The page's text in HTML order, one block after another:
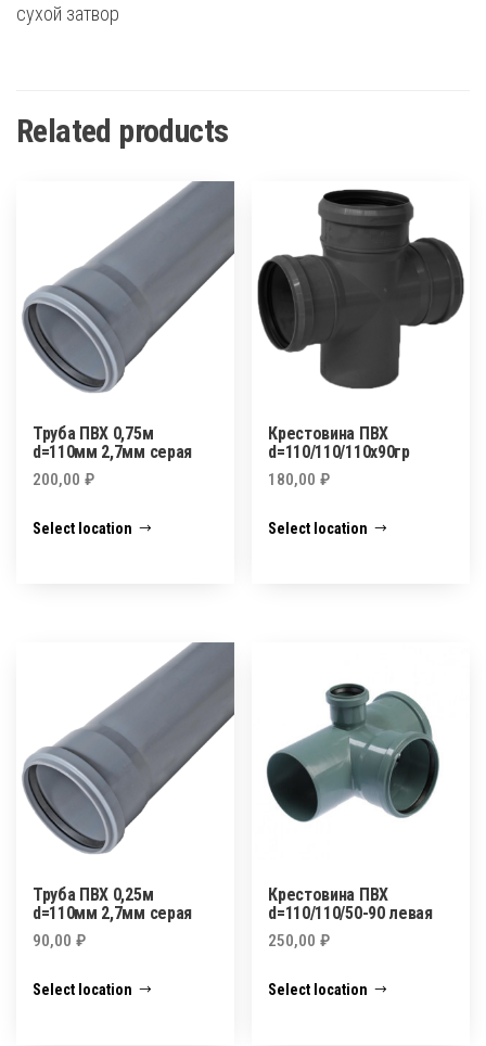
сухой затвор
Related products
Труба ПВХ 0,75м
d=110мм 2,7мм серая
200,00 ₽
Select location
Крестовина ПВХ
d=110/110/110х90гр
180,00₽
Select location
Труба ПВХ 0,25м
d=110мм 2,7мм серая
90,00 ₽
Select location
Крестовина ПВХ
d=110/110/50-90 левая
250,00₽
Select location